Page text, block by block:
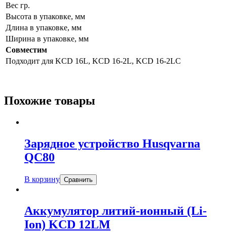
Вес гр.
Высота в упаковке, мм
Длина в упаковке, мм
Ширина в упаковке, мм
Совместим
Подходит для KCD 16L, KCD 16-2L, KCD 16-2LC
Похожие товары
Зарядное устройство Husqvarna
QC80
В корзину Сравнить
Аккумулятор литий-ионный (Li-
Ion) KCD 12LM